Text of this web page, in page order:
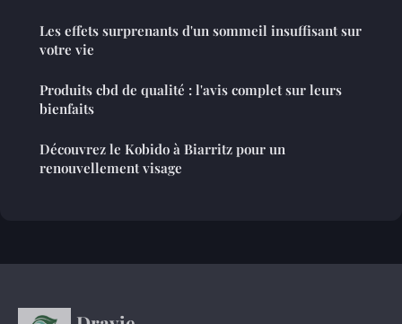
Les effets surprenants d'un sommeil insuffisant sur
votre vie
Produits cbd de qualité : l'avis complet sur leurs
bienfaits
Découvrez le Kobido à Biarritz pour un
renouvellement visage